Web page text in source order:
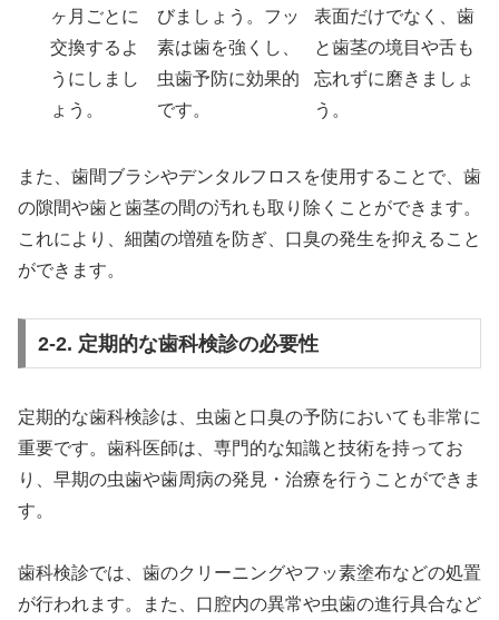
ヶ月ごとに
交換するよ
うにしまし
ょう。
びましょう。フッ
素は歯を強くし、
虫歯予防に効果的
です。
表面だけでなく、歯
と歯茎の境目や舌も
忘れずに磨きましょ
う。
また、歯間ブラシやデンタルフロスを使用することで、歯
の隙間や歯と歯茎の間の汚れも取り除くことができます。
これにより、細菌の増殖を防ぎ、口臭の発生を抑えること
ができます。
2-2. 定期的な歯科検診の必要性
定期的な歯科検診は、虫歯と口臭の予防においても非常に
重要です。歯科医師は、専門的な知識と技術を持ってお
り、早期の虫歯や歯周病の発見・治療を行うことができま
す。
歯科検診では、歯のクリーニングやフッ素塗布などの処置
が行われます。また、口腔内の異常や虫歯の進行具合など